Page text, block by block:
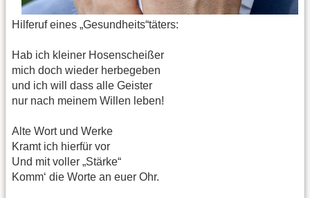
Hilferuf eines „Gesundheits“täters:
Hab ich kleiner Hosenscheißer
mich doch wieder herbegeben
und ich will dass alle Geister
nur nach meinem Willen leben!
Alte Wort und Werke
Kramt ich hierfür vor
Und mit voller „Stärke“
Komm‘ die Worte an euer Ohr.